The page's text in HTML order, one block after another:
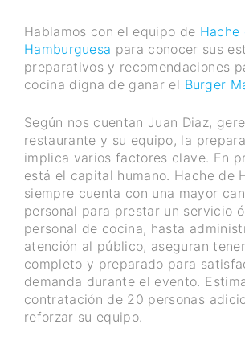
Hablamos con el equipo de Hache
Hamburguesa para conocer sus
preparativos y recomendaciones
cocina digna de ganar el Burger
Según nos cuentan Juan Diaz,
restaurante y su equipo, la
implica varios factores clave. En
está el capital humano. Hache de
siempre cuenta con una mayor
personal para prestar un servicio
personal de cocina, hasta
atención al público, aseguran
completo y preparado para
demanda durante el evento.
contratación de 20 personas
reforzar su equipo.